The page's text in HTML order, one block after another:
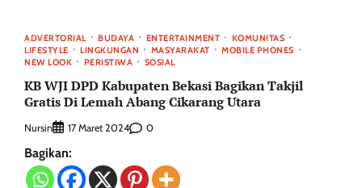
ADVERTORIAL BUDAYA ENTERTAINMENT
KOMUNITAS
LIFESTYLE
LINGKUNGAN MASYARAKAT
MOBILE PHONES
NEW LOOK
PERISTIWA SOSIAL
KB WJI DPD Kabupaten Bekasi Bagikan Takjil
Gratis Di Lemah Abang Cikarang Utara
Nursin 17 Maret 2024 0
Bagikan: